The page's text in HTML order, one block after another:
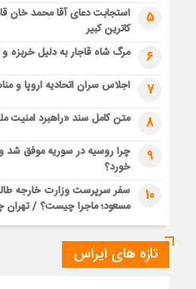
5
استجابت دعای آقا محمد خان
کاترین کبیر
6 مرگ شاه قاجار به دلیل خربزه
7 اجلاس سران اتحادیه اروپا و
8 متن کامل سند «راهبرد امنیت
9
چرا روسیه در سوریه موفق شد
خورد؟
10
سفر سرپرست وزارت خارجه
مسعود؛ ماجرا چیست؟ / تهران
تازه های ایراس